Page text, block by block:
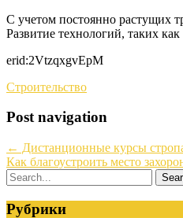
С учетом постоянно растущих
Развитие технологий, таких
erid:2VtzqxgvEpM
Строительство
Post navigation
← Дистанционные курсы
Как благоустроить место
Рубрики